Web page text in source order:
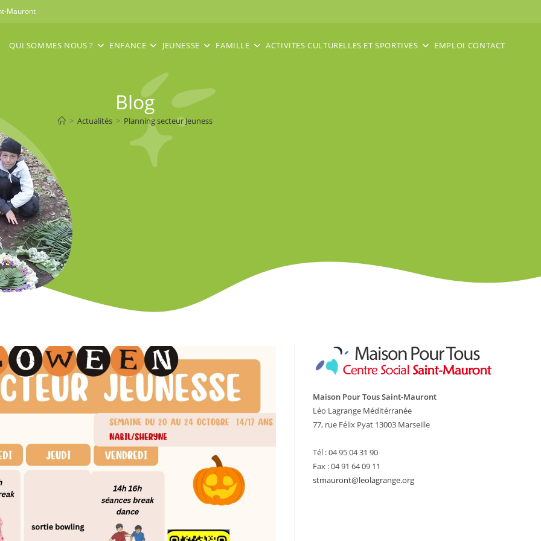
Mauront
QUI SOMMES NOUS ? ENFANCE JEUNESSE FAMILLE ACTIVITES CULTURELLES ET SPORTIVES EMPLOI CONTACT
Blog
> Actualités > Planning secteur Jeuness
Maison Pour Tous Saint-Mauront
Léo Lagrange Méditérranée
77, rue Félix Pyat 13003 Marseille
Tél : 04 95 04 31 90
Fax : 04 91 64 09 11
stmauront@leolagrange.org